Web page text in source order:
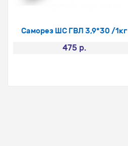
Саморез ШС ГВЛ 3,9*30 /1кг
475 р.